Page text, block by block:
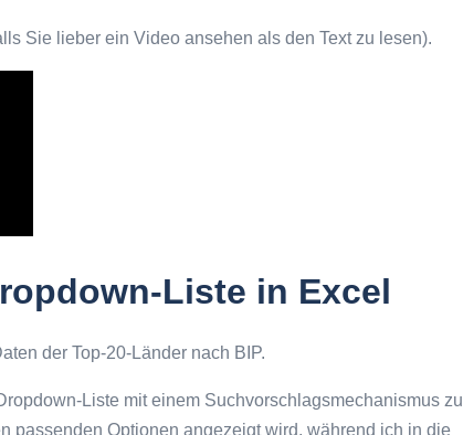
Sie lieber ein Video ansehen als den Text zu lesen).
Liste in Excel
der Top-20-Länder nach BIP.
Liste mit einem Suchvorschlagsmechanismus zu
passenden Optionen angezeigt wird, während ich in die